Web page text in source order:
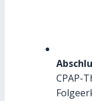
CPAP-